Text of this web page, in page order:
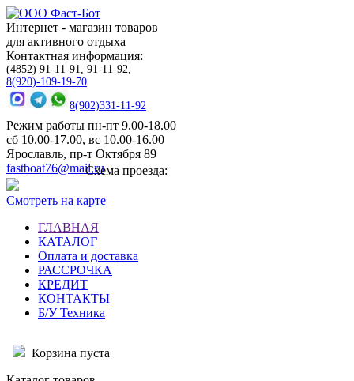
Интернет - магазин товаров
для активного отдыха
Контактная информация:
(4852) 91-11-91, 91-11-92,
8(920)-109-19-70
8(902)331-11-92
Режим работы пн-пт 9.00-18.00
сб 10.00-17.00, вс 10.00-16.00
Ярославль, пр-т Октября 89
fastboat76@mail.ruСхема проезда:
Смотреть на карте
ГЛАВНАЯ
КАТАЛОГ
Оплата и доставка
РАССРОЧКА
КРЕДИТ
КОНТАКТЫ
Б/У Техника
Корзина пуста